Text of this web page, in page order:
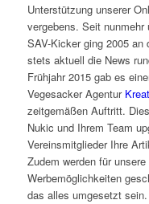
Unterstützung unserer
vergebens. Seit
SAV-Kicker ging 2005
stets aktuell die News
Frühjahr 2015 gab es
Vegesacker Agentur
zeitgemäßen Auftritt.
Nukic und Ihrem Team
Vereinsmitglieder Ihre
Zudem werden für
Werbemöglichkeiten
das alles umgesetzt sein.